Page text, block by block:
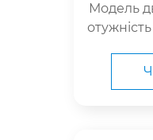
Модель
- Рівень